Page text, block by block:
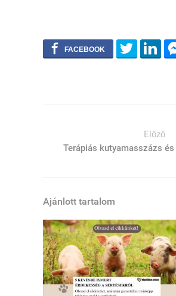
Előző
Terápiás kutyamasszázs
Ajánlott tartalom